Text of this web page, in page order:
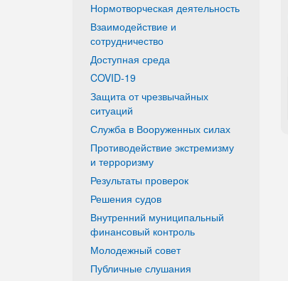
Нормотворческая деятельность
Взаимодействие и
сотрудничество
Доступная среда
COVID-19
Защита от чрезвычайных
ситуаций
Служба в Вооруженных силах
Противодействие экстремизму
и терроризму
Результаты проверок
Решения судов
Внутренний муниципальный
финансовый контроль
Молодежный совет
Публичные слушания